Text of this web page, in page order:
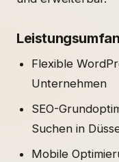
Flexible
Unternehmen
SEO-
Suchen in
Mobile